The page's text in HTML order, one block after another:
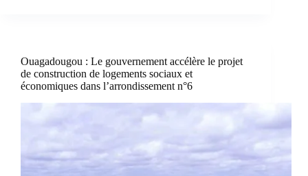
Ouagadougou : Le gouvernement accélère le projet
de construction de logements sociaux et
économiques dans l’arrondissement n°6